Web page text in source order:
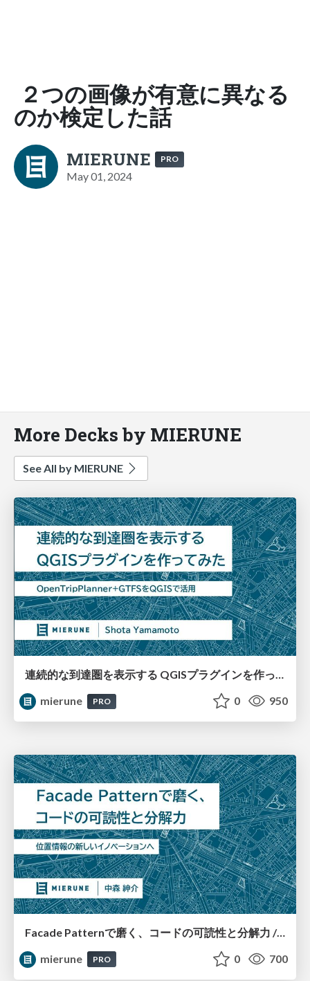
２つの画像が有意に異なる
のか検定した話
MIERUNE PRO
May 01, 2024
More Decks by MIERUNE
See All by MIERUNE
連続的な到達圏を表示する QGISプラグインを作ってみた
mierune
PRO 0 950
Facade Patternで磨く、コードの可読性と分解力 / MIERUNE BBQ #13
mierune
PRO 0 700